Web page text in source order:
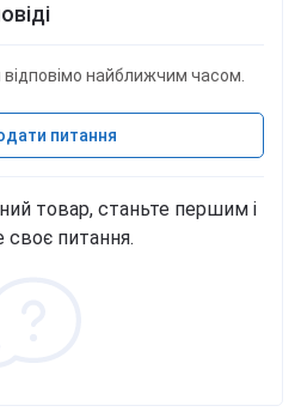
найближчим часом.
питання
товар, станьте першим і
своє питання.